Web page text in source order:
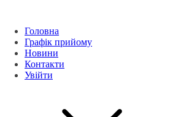
Головна
Графік прийому
Новини
Контакти
Увійти